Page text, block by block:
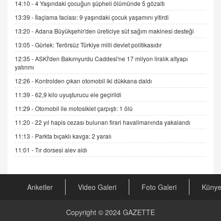
Sednaya
11.12.2024 12:30
DR. EKREM ASLAN
Gerçek Ne, Algı Ne? "Beraber Yürüyoruz"
Cümlesinin Peşinden
GÖNÜL MENEKŞE
Şifacının Yolu
04.11.2025 12:56
AV. RÜMEYSA ÖZKALE
Kira Uyuşmazlıklarında Dava Açmadan Önce
Arabulucuya Başvuru Şartı
CAN UĞURATEŞ
Değişen yapısıyla Suriye
16.12.2024 14:16
14:10 -4 Yaşındaki çocuğun şüpheli ölümünde 5 gözaltı
13:39 - İlaçlama faciası: 9 yaşındaki çocuk yaşamını yitirdi
13:20 -Adana Büyükşehir'den üreticiye süt sağım makinesi desteği
13:05 -Gürlek: Terörsüz Türkiye milli devlet politikasıdır
12:35 -ASKİ'den Bakımyurdu Caddesi'ne 17 milyon liralık altyapı
yatırımı
12:26 - Kontrolden çıkan otomobil iki dükkana daldı
11:39 -62,9 kilo uyuşturucu ele geçirildi
11:29 -Otomobil ile motosiklet çarpıştı: 1 ölü
11:20 -22 yıl hapis cezası bulunan firari havalimanında yakalandı
11:13 - Parkta bıçaklı kavga: 2 yaralı
11:01 -Tır dorsesi alev aldı
Anketler Video Galeri Foto Galeri Künye
Copyright © 2024 GAZETTE